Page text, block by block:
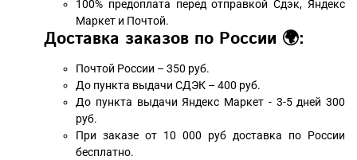
100% предоплата перед отправкой Сдэк, Яндекс
Маркет и Почтой.
Доставка заказов по России 🌍:
Почтой России – 350 руб.
До пункта выдачи СДЭК – 400 руб.
До пункта выдачи Яндекс Маркет - 3-5 дней 300
руб.
При заказе от 10 000 руб доставка по России
бесплатно.